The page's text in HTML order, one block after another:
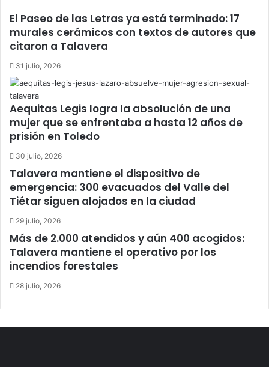
El Paseo de las Letras ya está terminado: 17
murales cerámicos con textos de autores que
citaron a Talavera
31 julio, 2026
Aequitas Legis logra la absolución de una
mujer que se enfrentaba a hasta 12 años de
prisión en Toledo
30 julio, 2026
Talavera mantiene el dispositivo de
emergencia: 300 evacuados del Valle del
Tiétar siguen alojados en la ciudad
29 julio, 2026
Más de 2.000 atendidos y aún 400 acogidos:
Talavera mantiene el operativo por los
incendios forestales
28 julio, 2026